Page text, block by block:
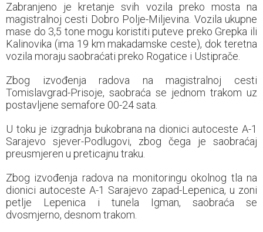
Zabranjeno je kretanje svih vozila preko mosta na
magistralnoj cesti Dobro Polje-Miljevina. Vozila ukupne
mase do 3,5 tone mogu koristiti puteve preko Grepka ili
Kalinovika (ima 19 km makadamske ceste), dok teretna
vozila moraju saobraćati preko Rogatice i Ustiprače.
Zbog izvođenja radova na magistralnoj cesti
Tomislavgrad-Prisoje, saobraća se jednom trakom uz
postavljene semafore 00-24 sata.
U toku je izgradnja bukobrana na dionici autoceste A-1
Sarajevo sjever-Podlugovi, zbog čega je saobraćaj
preusmjeren u preticajnu traku.
Zbog izvođenja radova na monitoringu okolnog tla na
dionici autoceste A-1 Sarajevo zapad-Lepenica, u zoni
petlje Lepenica i tunela Igman, saobraća se
dvosmjerno, desnom trakom.